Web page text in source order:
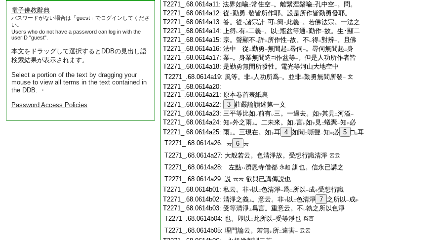
電子佛教辭典
パスワードがない場合は「guest」でログインしてくださ
い。
Users who do not have a password can log in with the
userID "guest".
本文をドラッグして選択するとDDBの見出し語
検索結果が表示されます。
Select a portion of the text by dragging your
mouse to view all terms in the text contained in
the DDB. ・
Password Access Policies
T2271_.68.0614a11: 法界如喩二常住空一。離繋涅槃喩二孔中空一。問。
T2271_.68.0614a12: 從 二勤勇一發皆所作耶。設是所作皆勤勇發耶。
T2271_.68.0614a13: 答。從 二諸宗計一可レ簡二 此義一。若佛法宗。一法之
T2271_.68.0614a14: 上得レ有二二義一。以三瓶盆等通 二勤作一故。生･顯二
T2271_.68.0614a15: 宗。聲顯不 レ許二 所作性一故。不 レ得二對辨一。且佛
T2271_.68.0614a16: 法中 從 二勤勇一無間起 二尋伺一。尋伺無間起 二身
T2271_.68.0614a17: 業一。身業無間造 作盆等一。但是人功所作者皆
T2271_.68.0614a18: 是勤勇無間所發性。電光等河山大地空中
T2271_.68.0614a19: 風等。非二 人功所爲一。並非二勤勇無間所發一 文
T2271_.68.0614a20:
T2271_.68.0614a21: 原本卷首表紙裏
T2271_.68.0614a22:
3 莊嚴論讃述第一文
T2271_.68.0614a23: 三平等比如 レ前有レ三。一過去。如下其見二河溢一
T2271_.68.0614a24: 知中外之雨 上 。二未來。如 レ言レ如下 見二蟻聚一知中必
T2271_.68.0614a25: 雨 上 。三現在。如下耳 4 如聞 二嘶聲一知中必 5 □ 上耳
T2271_.68.0614a26:
云 6 云
T2271_.68.0614a27: 大般若云。色清淨故。受想行識清淨 云云
T2271_.68.0614a28: 左點ハ濟恩寺僧都 永超 訓也。信永已講之
T2271_.68.0614a29: 説 云云 叡與已講傳説也
T2271_.68.0614b01: 私云。非下 以 二色清淨一爲二 所以一成中受想行識
T2271_.68.0614b02: 清淨之義 上 。意云。非下 以 二色清淨 7 之所以一成中
T2271_.68.0614b03: 受等清淨 上爲言。重意云。不 レ執之所以色淨
T2271_.68.0614b04: 也。即以 二 此所以一受等淨也 爲言
T2271_.68.0614b05: 理門論云。若無レ所二違害一 云云